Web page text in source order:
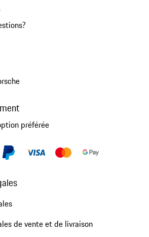
préférée
de vente et de livraison